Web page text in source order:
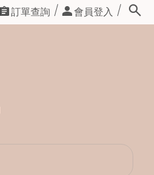
訂單查詢 會員登入